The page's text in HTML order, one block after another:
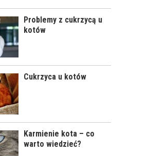
DOMU
KLESZCZE U KOTÓW
ZATRUCIA U KOTÓW
Problemy z cukrzycą u
kotów
Cukrzyca u kotów
Karmienie kota – co
warto wiedzieć?